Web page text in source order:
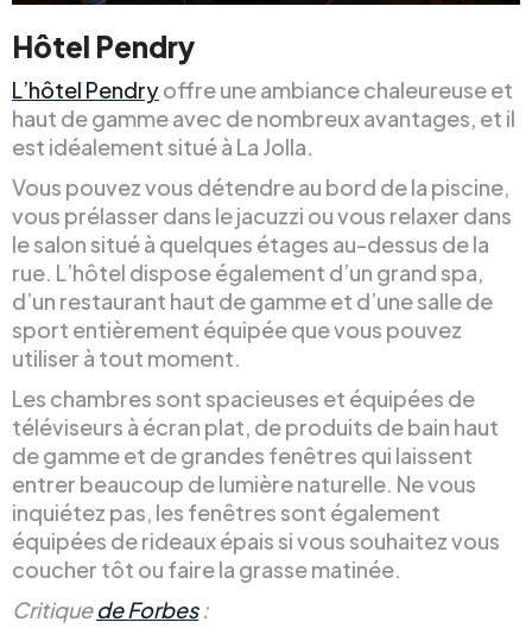
Hôtel Pendry
L’hôtel Pendryoffre une ambiance chaleureuse et
haut de gamme avec de nombreux avantages, et il
est idéalement situé à La Jolla.
Vous pouvez vous détendre au bord de la piscine,
vous prélasser dans le jacuzzi ou vous relaxer dans
le salon situé à quelques étages au-dessus de la
rue. L’hôtel dispose également d’un grand spa,
d’un restaurant haut de gamme et d’une salle de
sport entièrement équipée que vous pouvez
utiliser à tout moment.
Les chambres sont spacieuses et équipées de
téléviseurs à écran plat, de produits de bain haut
de gamme et de grandes fenêtres qui laissent
entrer beaucoup de lumière naturelle. Ne vous
inquiétez pas, les fenêtres sont également
équipées de rideaux épais si vous souhaitez vous
coucher tôt ou faire la grasse matinée.
Critiquede Forbes: